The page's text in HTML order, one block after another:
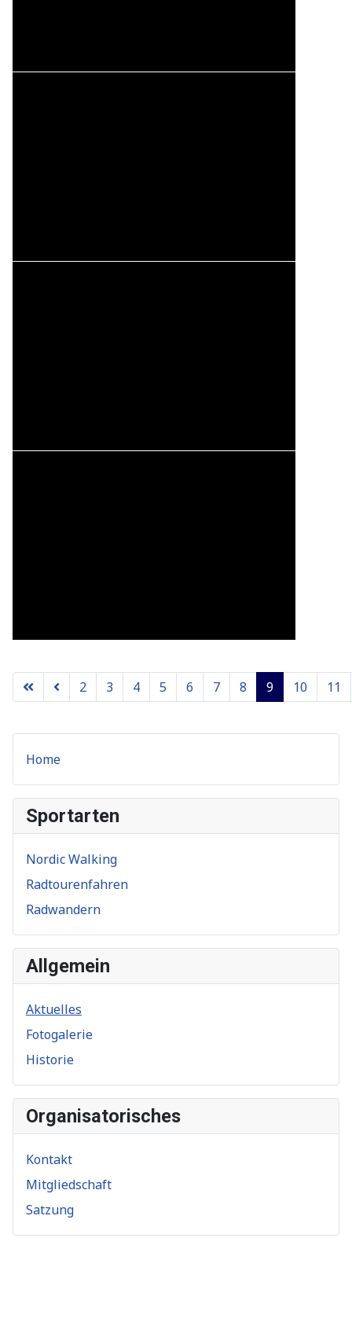
Home
Sportarten
Nordic Walking
Radtourenfahren
Radwandern
Allgemein
Aktuelles
Fotogalerie
Historie
Organisatorisches
Kontakt
Mitgliedschaft
Satzung
Seite 9 von 11
2 3 4 5 6 7 8 9 10 11